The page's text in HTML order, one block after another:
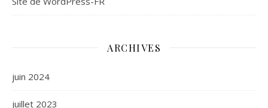
ARCHIVES
juin 2024
juillet 2023